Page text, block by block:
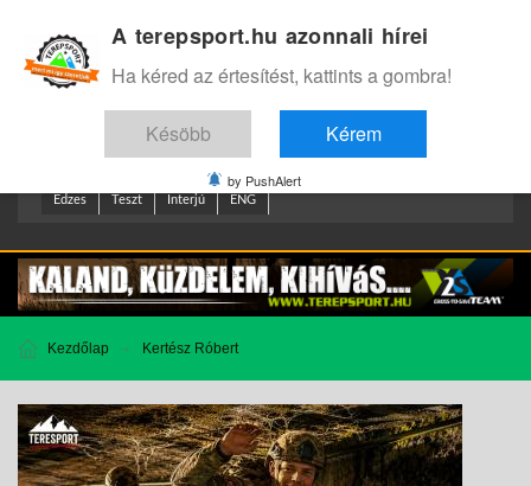
Edzes Teszt Interjú ENG
Kezdőlap Kertész Róbert
A terepsport.hu azonnali hírei
Ha kéred az értesítést, kattints a gombra!
Késöbb Kérem
by PushAlert